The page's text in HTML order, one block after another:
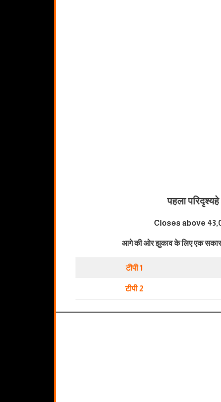
पहला परिदृश्यहे
Closes above
आगे की ओर झुकाव के लिए एक
टीपी 1
टीपी 2